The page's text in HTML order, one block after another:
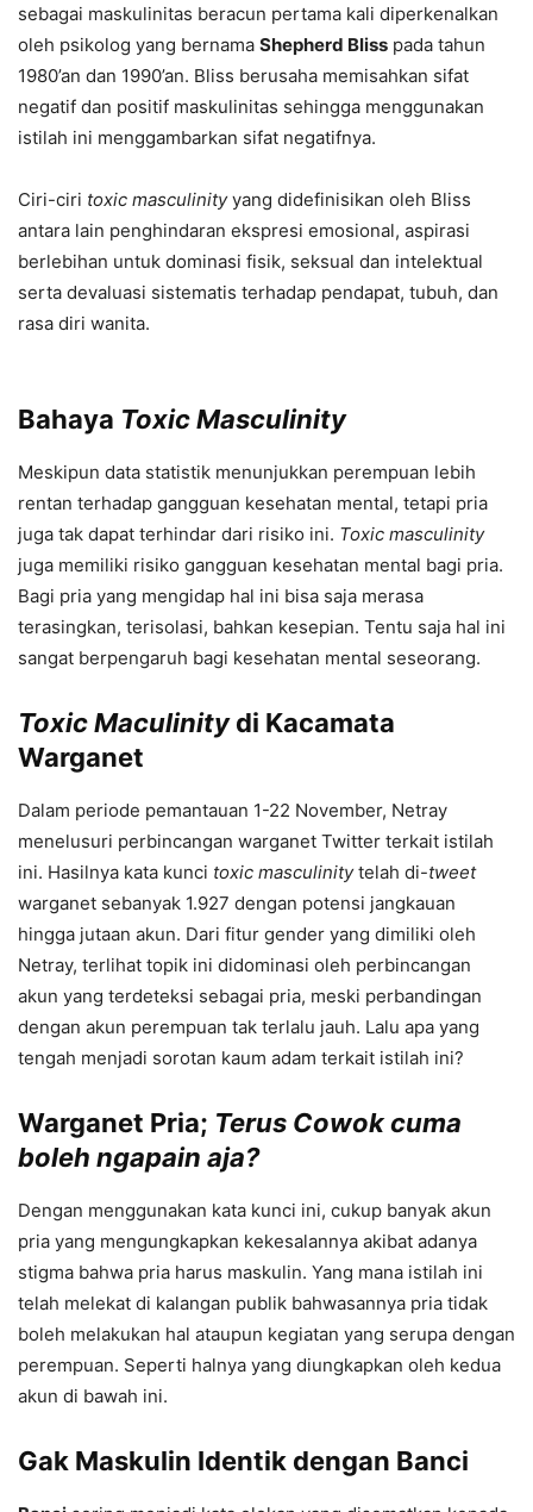
sebagai maskulinitas beracun pertama kali diperkenalkan
oleh psikolog yang bernama Shepherd Bliss pada tahun
1980’an dan 1990’an. Bliss berusaha memisahkan sifat
negatif dan positif maskulinitas sehingga menggunakan
istilah ini menggambarkan sifat negatifnya.
Ciri-ciri toxic masculinityyang didefinisikan oleh Bliss
antara lain penghindaran ekspresi emosional, aspirasi
berlebihan untuk dominasi fisik, seksual dan intelektual
serta devaluasi sistematis terhadap pendapat, tubuh, dan
rasa diri wanita.
Bahaya Toxic Masculinity
Meskipun data statistik menunjukkan perempuan lebih
rentan terhadap gangguan kesehatan mental, tetapi pria
juga tak dapat terhindar dari risiko ini. Toxic masculinity
juga memiliki risiko gangguan kesehatan mental bagi pria.
Bagi pria yang mengidap hal ini bisa saja merasa
terasingkan, terisolasi, bahkan kesepian. Tentu saja hal ini
sangat berpengaruh bagi kesehatan mental seseorang.
Toxic Maculinitydi Kacamata
Warganet
Dalam periode pemantauan 1-22 November, Netray
menelusuri perbincangan warganet Twitter terkait istilah
ini. Hasilnya kata kunci toxic masculinitytelah di-tweet
warganet sebanyak 1.927 dengan potensi jangkauan
hingga jutaan akun. Dari fitur gender yang dimiliki oleh
Netray, terlihat topik ini didominasi oleh perbincangan
akun yang terdeteksi sebagai pria, meski perbandingan
dengan akun perempuan tak terlalu jauh. Lalu apa yang
tengah menjadi sorotan kaum adam terkait istilah ini?
Warganet Pria; Terus Cowok cuma
boleh ngapain aja?
Dengan menggunakan kata kunci ini, cukup banyak akun
pria yang mengungkapkan kekesalannya akibat adanya
stigma bahwa pria harus maskulin. Yang mana istilah ini
telah melekat di kalangan publik bahwasannya pria tidak
boleh melakukan hal ataupun kegiatan yang serupa dengan
perempuan. Seperti halnya yang diungkapkan oleh kedua
akun di bawah ini.
Gak Maskulin Identik dengan Banci